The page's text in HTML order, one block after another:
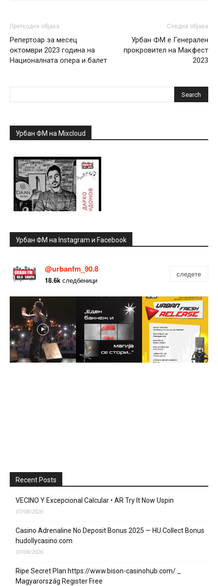
Претходна објава
Репертоар за месец
октомври 2023 година на
Националната опера и балет
Следна објава
Урбан ФМ е Генерален
прокровител на Макфест
2023
Урбан ФМ на Mixcloud
Урбан ФМ на Instagram и Facebook
@urbanfm_90.8
18.6k следбеници
следете
Recent Posts
VECINO Y Excepcional Calcular • AR Try It Now Uspin
07/08/2026
Casino Adrenaline No Deposit Bonus 2025 — HU Collect Bonus
hudollycasino.com
07/08/2026
Ripe Secret Plan https://www.bison-casinohub.com/ _
Magyarország Register Free